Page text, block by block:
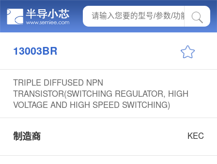
13003BR
TRIPLE DIFFUSED NPN
TRANSISTOR(SWITCHING REGULATOR, HIGH
VOLTAGE AND HIGH SPEED SWITCHING)
制造商 KEC